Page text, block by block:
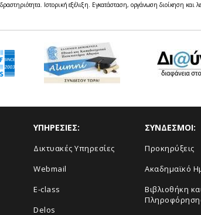
Ιστορική εξέλιξη. Εγκατάσταση, οργάνωση διοίκηση και
ΥΠΗΡΕΣΙΕΣ:
Δικτυακές Υπηρεσίες
Webmail
E-class
Delos
ΣΥΝΔΕΣΜΟΙ:
Προκηρύξεις
Ακαδημαϊκό
Βιβλιοθήκη